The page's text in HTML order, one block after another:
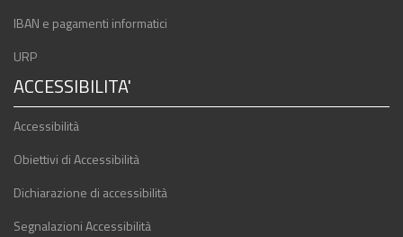
IBAN e pagamenti informatici
URP
ACCESSIBILITA'
Accessibilità
Obiettivi di Accessibilità
Dichiarazione di accessibilità
Segnalazioni Accessibilità